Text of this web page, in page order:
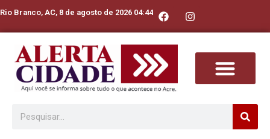
Rio Branco, AC, 8 de agosto de 2026 04:44